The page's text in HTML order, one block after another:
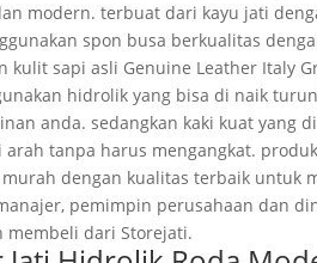
modern. terbuat dari kayu jati
spon busa berkualitas
kulit sapi asli Genuine Leather Italy
hidrolik yang bisa di naik
anda. sedangkan kaki kuat yang
tanpa harus mengangkat.
dengan kualitas terbaik untuk
pemimpin perusahaan dan
membeli dari Storejati.